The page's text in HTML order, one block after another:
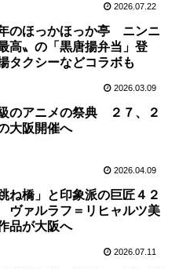
2026.07.22
のほっかほっか亭 ニンニ
高〟の「黒唐揚弁当」登
クシーなどコラボも
2026.03.09
のアニメの祭典 ２７、２
大阪開催へ
2026.04.09
ね橋」と印象派の巨匠４２
ヴァルラフ＝リヒャルツ美
品が大阪へ
2026.07.11